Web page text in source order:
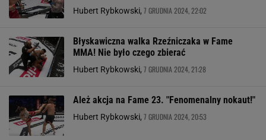
Hubert Rybkowski, 7 GRUDNIA 2024, 22:02
Błyskawiczna walka Rzeźniczaka w Fame
MMA! Nie było czego zbierać
Hubert Rybkowski, 7 GRUDNIA 2024, 21:28
Ależ akcja na Fame 23. "Fenomenalny nokaut!"
Hubert Rybkowski, 7 GRUDNIA 2024, 20:53